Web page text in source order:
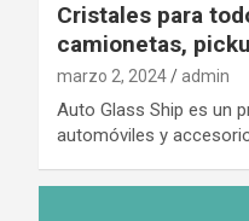
Cristales para
camionetas,
marzo 2, 2024 admin
Auto Glass Ship es un
automóviles y